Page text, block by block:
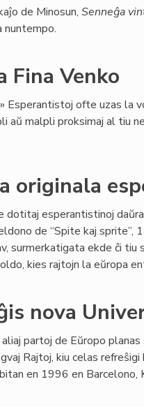
de Minosun, Senneĝa
nuntempo.
Fina Venko
Esperantistoj ofte uzas la
aŭ malpli proksimaj al tiu
originala
esperantistinoj
de “Spite kaj sprite”,
surmerkatigata ekde ĉi
kies rajtojn la eŭropa
nova
partoj de Eŭropo planas
Rajtoj, kiu celas refreŝigi
en 1996 en Barcelono,